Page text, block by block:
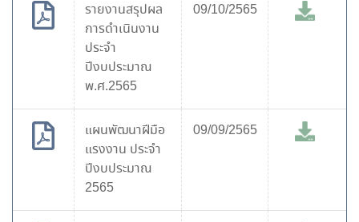
รายงานสรุปผล
การดำเนินงาน
ประจำ
ปีงบประมาณ
พ.ศ.2565
09/10/2565
แผนพัฒนาฝีมือ
แรงงาน ประจำ
ปีงบประมาณ
2565
09/09/2565